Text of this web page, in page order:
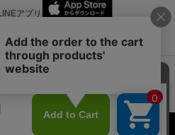
アプリ
はこちら
LINE mail
Co.,Ltd. All Rights Reserved.